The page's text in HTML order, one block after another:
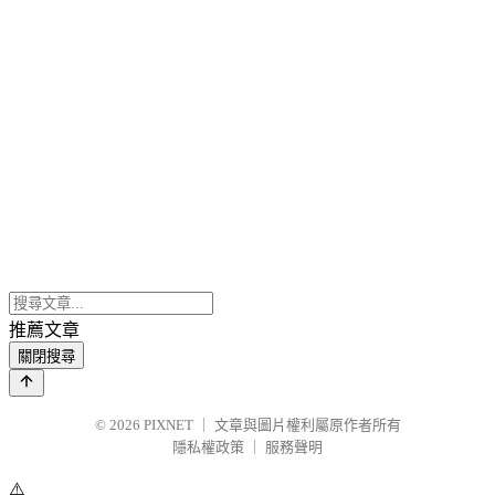
推薦文章
關閉搜尋
© 2026 PIXNET
文章與圖片權利屬原作者所有
隱私權政策
服務聲明
⚠️